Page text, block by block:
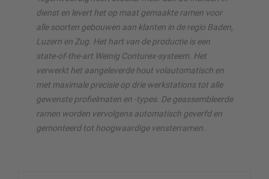
dienst en levert het op maat gemaakte ramen voor
alle soorten gebouwen aan klanten in de regio Baden,
Luzern en Zug. Het hart van de productie is een
state-of-the-art Weinig Conturex-systeem. Het
verwerkt het aangeleverde hout volautomatisch en
met maximale precisie op drie werkstations tot alle
gewenste profielmaten en -types. De geassembleerde
ramen worden vervolgens automatisch geverfd en
gemonteerd tot hoogwaardige vensterramen.